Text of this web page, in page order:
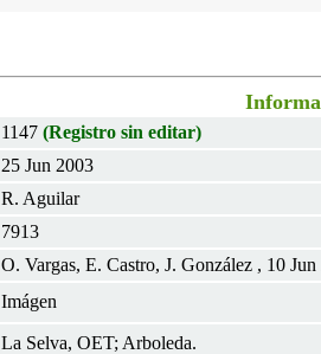
1147 (Registro sin editar)
25 Jun 2003
R. Aguilar
7913
O. Vargas, E. Castro, J. González , 10 Jun
Imágen
La Selva, OET; Arboleda.